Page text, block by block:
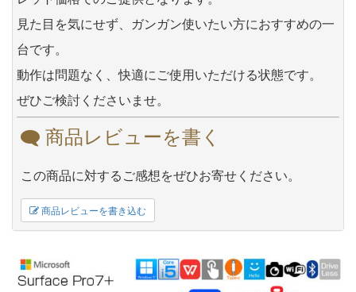
見た目を気にせず、ガンガン使いたい方におすすめの一
台です。
動作は問題なく、快適にご使用いただける状態です。
ぜひご検討くださいませ。
商品レビューを書く
この商品に対するご感想をぜひお寄せください。
商品レビューを書き込む